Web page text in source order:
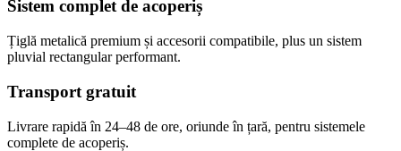
Sistem complet de acoperiș
Țiglă metalică premium și accesorii compatibile, plus un sistem
pluvial rectangular performant.
Transport gratuit
Livrare rapidă în 24–48 de ore, oriunde în țară, pentru sistemele
complete de acoperiș.